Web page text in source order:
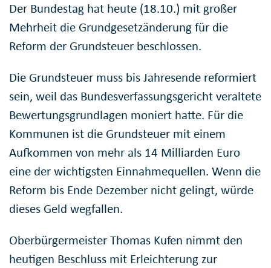
Der Bundestag hat heute (18.10.) mit großer
Mehrheit die Grundgesetzänderung für die
Reform der Grundsteuer beschlossen.
Die Grundsteuer muss bis Jahresende reformiert
sein, weil das Bundesverfassungsgericht veraltete
Bewertungsgrundlagen moniert hatte. Für die
Kommunen ist die Grundsteuer mit einem
Aufkommen von mehr als 14 Milliarden Euro
eine der wichtigsten Einnahmequellen. Wenn die
Reform bis Ende Dezember nicht gelingt, würde
dieses Geld wegfallen.
Oberbürgermeister Thomas Kufen nimmt den
heutigen Beschluss mit Erleichterung zur